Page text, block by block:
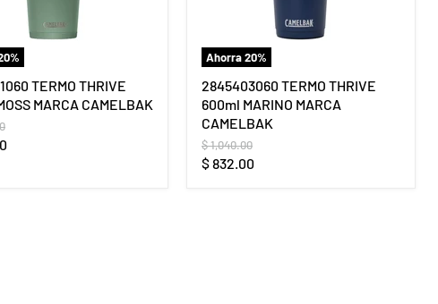
%
TERMO THRIVE
MARCA CAMELBAK
Ahorra20%
2845403060 TERMO THRIVE
600ml MARINO MARCA
CAMELBAK
Precio
original
$ 1,040.00
Precio
$ 832.00